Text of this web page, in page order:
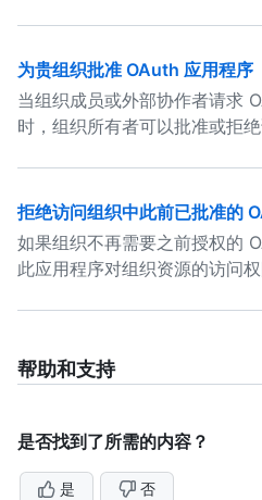
为贵组织批准 OAuth 应用程序
当组织成员或外部协作者请求
时，组织所有者可以批准或拒绝
拒绝访问组织中此前已批准的
如果组织不再需要之前授权的
此应用程序对组织资源的访问权
帮助和支持
是否找到了所需的内容？
是 否